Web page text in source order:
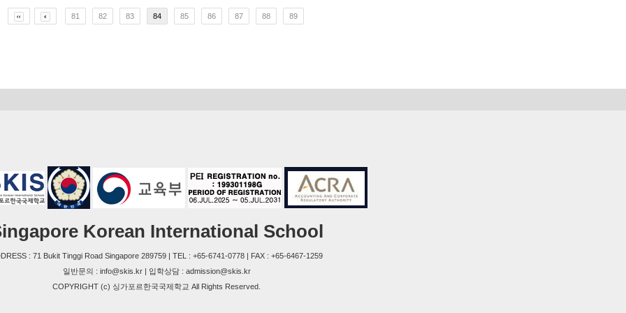
81 82 83 84 85 86 87 88 89
Korean International School
: 71 Bukit Tinggi Road Singapore 289759 | TEL : +65-6741-0778 | FAX : +65-6467-1259
일반문의 : info@skis.kr | 입학상담 : admission@skis.kr
COPYRIGHT (c) 싱가포르한국국제학교 All Rights Reserved.